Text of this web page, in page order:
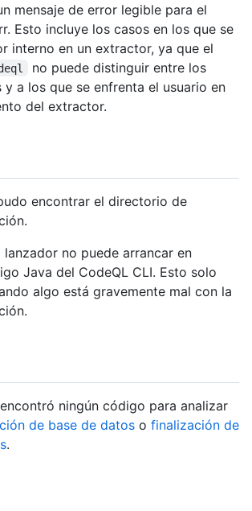
mensaje de error legible para el
Esto incluye los casos en los que se
interno en un extractor, ya que el
no puede distinguir entre los
y a los que se enfrenta el usuario en
del extractor.
encontrar el directorio de
lanzador no puede arrancar en
Java del CodeQL CLI. Esto solo
algo está gravemente mal con la
ningún código para analizar
de base de datos o finalización de
.